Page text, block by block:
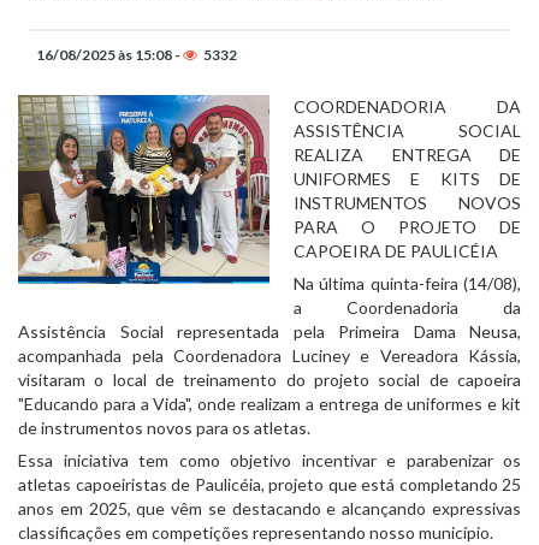
16/08/2025 às 15:08 - 5332
COORDENADORIA DA
ASSISTÊNCIA SOCIAL
REALIZA ENTREGA DE
UNIFORMES E KITS DE
INSTRUMENTOS NOVOS
PARA O PROJETO DE
CAPOEIRA DE PAULICÉIA
Na última quinta-feira (14/08),
a Coordenadoria da
Assistência Social representada pela Primeira Dama Neusa,
acompanhada pela Coordenadora Luciney e Vereadora Kássia,
visitaram o local de treinamento do projeto social de capoeira
"Educando para a Vida", onde realizam a entrega de uniformes e kit
de instrumentos novos para os atletas.
Essa iniciativa tem como objetivo incentivar e parabenizar os
atletas capoeiristas de Paulicéia, projeto que está completando 25
anos em 2025, que vêm se destacando e alcançando expressivas
classificações em competições representando nosso município.